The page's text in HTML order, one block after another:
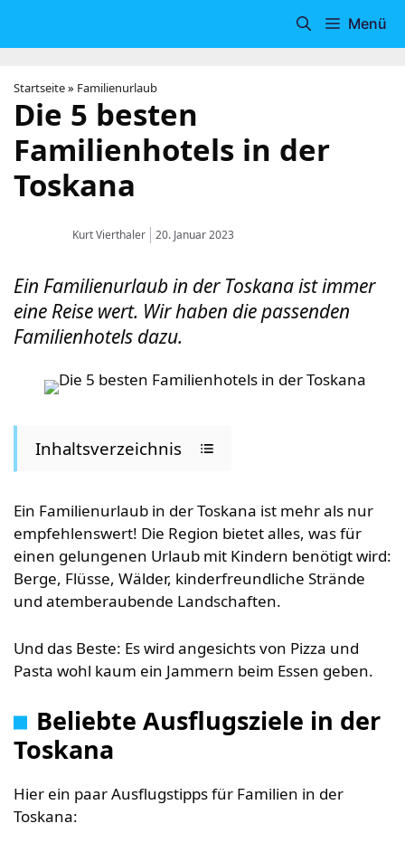
Menü
Startseite» Familienurlaub
Die 5 besten
Familienhotels in der
Toskana
Kurt Vierthaler 20. Januar 2023
Ein Familienurlaub in der Toskana ist immer
eine Reise wert. Wir haben die passenden
Familienhotels dazu.
Inhaltsverzeichnis
Ein Familienurlaub in der Toskana ist mehr als nur
empfehlenswert! Die Region bietet alles, was für
einen gelungenen Urlaub mit Kindern benötigt wird:
Berge, Flüsse, Wälder, kinderfreundliche Strände
und atemberaubende Landschaften.
Und das Beste: Es wird angesichts von Pizza und
Pasta wohl kaum ein Jammern beim Essen geben.
Beliebte Ausflugsziele in der
Toskana
Hier ein paar Ausflugstipps für Familien in der
Toskana: